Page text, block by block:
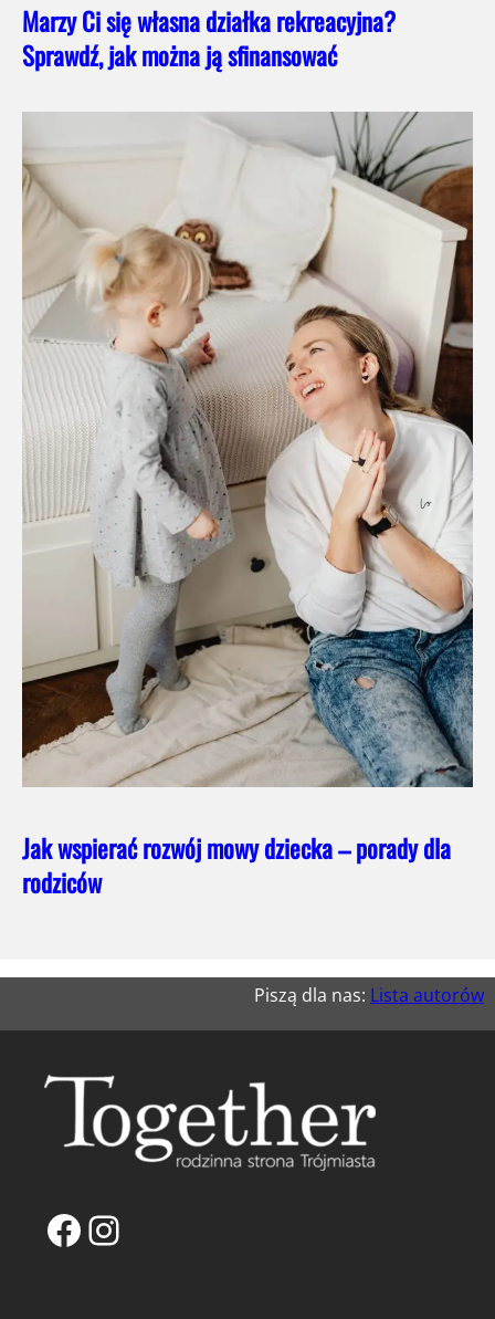
Marzy Ci się własna działka rekreacyjna?
Sprawdź, jak można ją sfinansować
Jak wspierać rozwój mowy dziecka – porady dla
rodziców
Piszą dla nas: Lista autorów
Facebook
Instagram